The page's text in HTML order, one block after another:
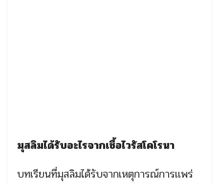
มุสลิมได้รับอะไรจากเชื้อไวรัสโคโรนา
บทเรียนที่มุสลิมได้รับจากเหตุการณ์การเเพร่